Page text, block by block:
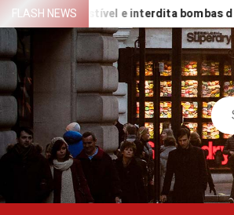
Skip
to
content
FLASH NEWS
combustível e interdita bombas de